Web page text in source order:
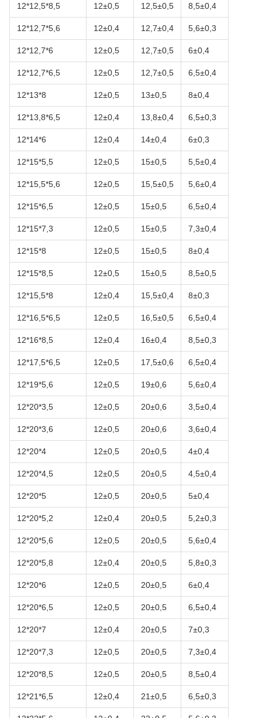
12*12,5*8,5 12±0,5 12,5±0,5 8,5±0,4
12*12,7*5,6 12±0,4 12,7±0,4 5,6±0,3
12*12,7*6 12±0,5 12,7±0,5 6±0,4
12*12,7*6,5 12±0,5 12,7±0,5 6,5±0,4
12*13*8 12±0,5 13±0,5 8±0,4
12*13,8*6,5 12±0,4 13,8±0,4 6,5±0,3
12*14*6 12±0,4 14±0,4 6±0,3
12*15*5,5 12±0,5 15±0,5 5,5±0,4
12*15,5*5,6 12±0,5 15,5±0,5 5,6±0,4
12*15*6,5 12±0,5 15±0,5 6,5±0,4
12*15*7,3 12±0,5 15±0,5 7,3±0,4
12*15*8 12±0,5 15±0,5 8±0,4
12*15*8,5 12±0,5 15±0,5 8,5±0,5
12*15,5*8 12±0,4 15,5±0,4 8±0,3
12*16,5*6,5 12±0,5 16,5±0,5 6,5±0,4
12*16*8,5 12±0,4 16±0,4 8,5±0,3
12*17,5*6,5 12±0,5 17,5±0,6 6,5±0,4
12*19*5,6 12±0,5 19±0,6 5,6±0,4
12*20*3,5 12±0,5 20±0,6 3,5±0,4
12*20*3,6 12±0,5 20±0,6 3,6±0,4
12*20*4 12±0,5 20±0,5 4±0,4
12*20*4,5 12±0,5 20±0,5 4,5±0,4
12*20*5 12±0,5 20±0,5 5±0,4
12*20*5,2 12±0,4 20±0,5 5,2±0,3
12*20*5,6 12±0,5 20±0,5 5,6±0,4
12*20*5,8 12±0,4 20±0,5 5,8±0,3
12*20*6 12±0,5 20±0,5 6±0,4
12*20*6,5 12±0,5 20±0,5 6,5±0,4
12*20*7 12±0,4 20±0,5 7±0,3
12*20*7,3 12±0,5 20±0,5 7,3±0,4
12*20*8,5 12±0,5 20±0,5 8,5±0,4
12*21*6,5 12±0,4 21±0,5 6,5±0,3